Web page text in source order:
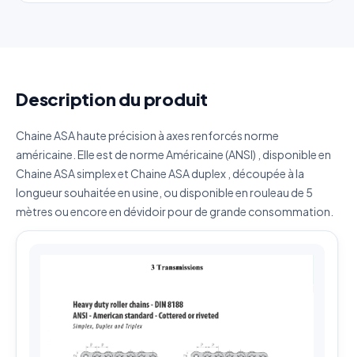
Description du produit
Chaine ASA haute précision à axes renforcés norme
américaine. Elle est de norme Américaine (ANSI) , disponible en
Chaine ASA simplex et Chaine ASA duplex , découpée à la
longueur souhaitée en usine, ou disponible en rouleau de 5
mètres ou encore en dévidoir pour de grande consommation.
ma demande.Politique de confidentialité
Envoyer ma demande de devis
Vos données sont protégées et ne seront jamais
partagées